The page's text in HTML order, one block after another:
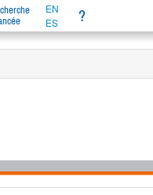
EN
ES
?